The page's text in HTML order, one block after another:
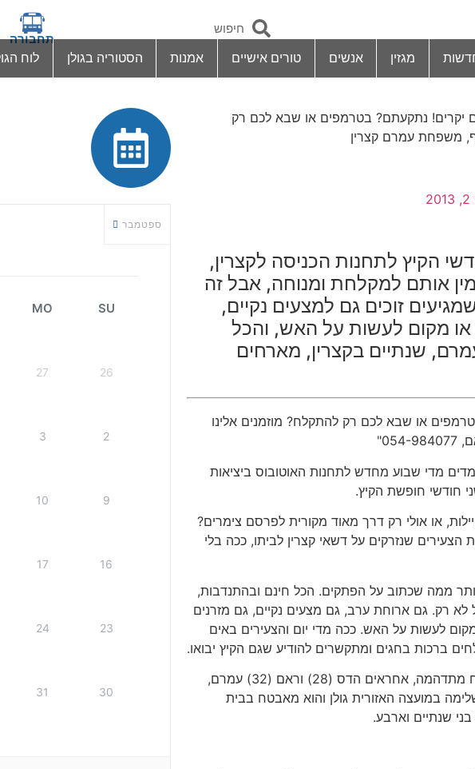
תחבורה
מגזין אנשים טורים אישיים אמנות הסטוריה בגולן לוח
יקרים! נתקעתם? בטרמפים או שבא לכם רק
משפחת עמרם קצרין
הקיץ לתחנות הכניסה לקצרין,
אותם למקלחת ומנוחה, אבל זה
זוכים גם למצעים נקיים,
או מקום לעשות על האש, והכל
שנתיים בקצרין, מארחים
או שבא לכם רק להתקלח? מוזמנים אלינו
מדי שבוע מחדש לתחנות האוטובוס ביציאות
חודשי חופשת הקיץ.
או אולי רק דרך מאוד מקורית לפרסם צימרים?
הצעירים שנזרקים על דשאי קצרין לביתו, ככה בלי
ממה שכתוב על הפתקים. הכל חינם ובהתנדבות,
לא רק. גם ארוחת ערב, גם מצעים נקיים, גם מזרנים
לעשות על האש. ככה מדי יום והצעירים באים
ברכות בחגים ומתקשרים להודיע שגם הקיץ יבואו.
על החסד, שמשאיר פה פתוח מתדהמה, אחראים הדס (28) וראם (32) עמרם,
במועצה האזורית גולן והוא מאבטח בבית
שנתיים וארבע.
ספטמבר
SU
MO
26
27
2
3
9
10
16
17
23
24
30
31